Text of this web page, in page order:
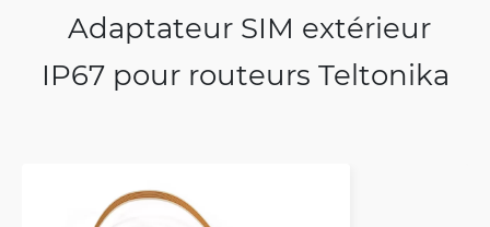
Adaptateur SIM extérieur
IP67 pour routeurs Teltonika